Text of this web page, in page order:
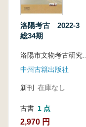
洛陽考古 2022-3
総34期
中州古籍出版社
新刊 在庫なし
古書 1 点
2,970 円